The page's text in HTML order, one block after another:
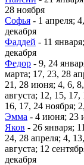
28 ноября
Софья - 1 апреля;
декабря
Фаддей - 11
декабря
Федор - 9, 24
марта; 17, 23, 28
21, 28 июня; 4, 6,
августа; 12, 15,
16, 17, 24 ноября;
Эмма - 4 июня; 23
Яков - 26 января;
24, 28 апреля; 4,
августа; 12
декабря